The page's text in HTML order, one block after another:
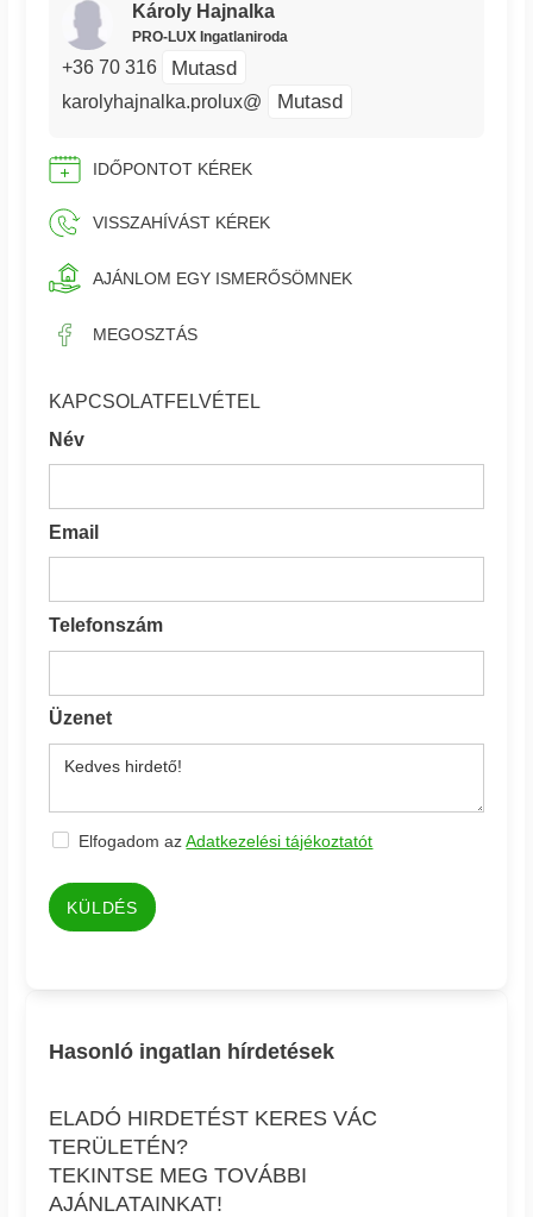
Károly Hajnalka
PRO-LUX Ingatlaniroda
+36 70 316 Mutasd
karolyhajnalka.prolux@ Mutasd
IDŐPONTOT KÉREK
VISSZAHÍVÁST KÉREK
AJÁNLOM EGY ISMERŐSÖMNEK
MEGOSZTÁS
KAPCSOLATFELVÉTEL
Név
Email
Telefonszám
Üzenet
Elfogadom azAdatkezelési tájékoztatót
KÜLDÉS
Hasonló ingatlan hírdetések
ELADÓ HIRDETÉST KERES VÁC
TERÜLETÉN?
TEKINTSE MEG TOVÁBBI
AJÁNLATAINKAT!